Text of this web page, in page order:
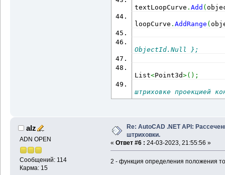
kontPartLstCopy.Add(
kontPartLstId .AddRange
loopsId = GetNewLoops(
result.Add(NewHatch(tr,
DeleteObj(
result.Add (ms
tr.
Math.Abs(arc2d .
new Circle(new Point3d
result.
tr.
textLoopCurve .Add (
loopCurve .AddRange (
ObjectId.Null };
List<Point3d>( ) ;
штриховке проекцией
петель
List<ObjectId
петли
List<ObjectId>();
alz
ADN OPEN
Сообщений: 114
Карма: 15
Re: AutoCAD .NET API:
штриховки.
« Ответ #6 : 24-03-2023, 21:55:56 »
2 - функция определения положения